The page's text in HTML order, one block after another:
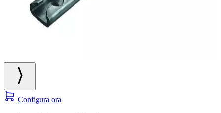
Configura ora